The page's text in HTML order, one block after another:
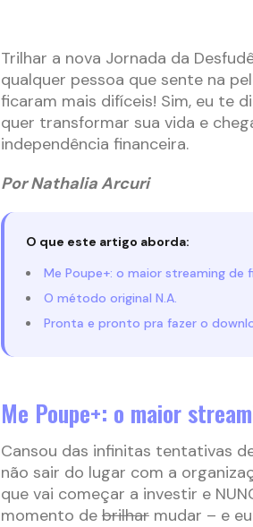
Trilhar a nova Jornada da
qualquer pessoa que sente na
ficaram mais difíceis! Sim, eu te
quer transformar sua vida e
independência financeira.
Por Nathalia Arcuri
O que este artigo aborda:
Me Poupe+: o maior streaming de
O método original N.A.
Pronta e pronto pra fazer o
Me Poupe+: o maior
Cansou das infinitas tentativas
não sair do lugar com a
que vai começar a investir e
momento de brilharmudar – e